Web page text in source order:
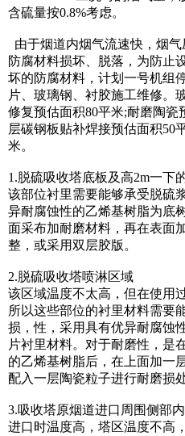
含硫量按0.8%考虑。
由于烟道内烟气流速快，烟
防腐材料损坏、脱落，为防止
坏的防腐材料，计划一号机组
片、玻璃钢、衬胶施工维修。
修复预估面积80平米;耐磨陶瓷
层碳钢板贴补焊接预估面积50
米。
1.脱硫吸收塔底板及高2m一下
该部位衬里需要能够承受脱硫
异耐腐蚀性的乙烯基树脂为底
面采布加耐磨材料，再在表面
整，或采用双层胶版。
2.脱硫吸收塔喷淋区域
该区域温度不太高，但在使用
所以这些部位的衬里材料需要
损，性，采用具有优异耐腐蚀
片衬里材料。对于耐磨性，是
的乙烯基树脂后，在上面加一
配入一层陶瓷粒子进行耐磨损处
3.吸收塔原烟道进口周围侧部
进口时温度高，塔区温度不高